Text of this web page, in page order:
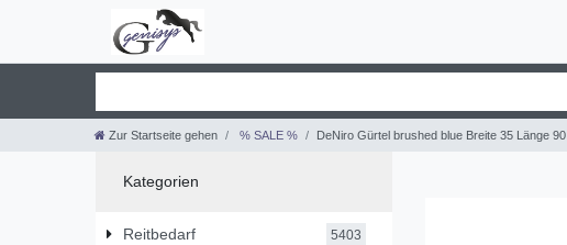
Zur Startseite gehen % SALE % DeNiro Gürtel brushed blue Breite 35 Länge 90
Kategorien
Reitbedarf 5403